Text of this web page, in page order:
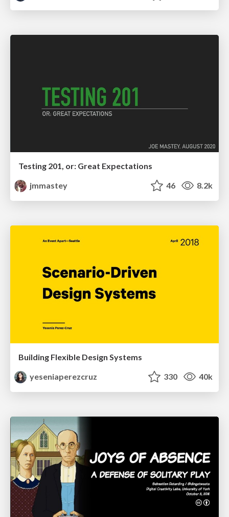
Testing 201, or: Great Expectations
jmmastey
46 8.2k
Building Flexible Design Systems
yeseniaperezcruz
330 40k